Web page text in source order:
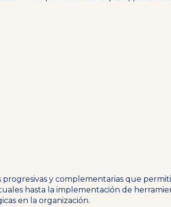
y complementarias que
hasta la implementación de
en la organización.